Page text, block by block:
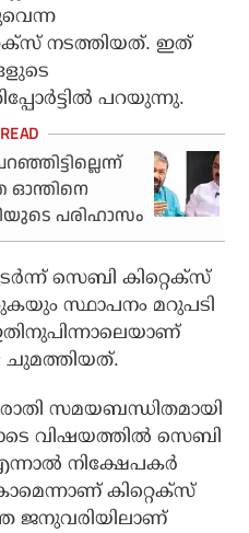
നടത്തിയത്. ഇത്
പറയുന്നു.
ഓന്തിനെ
പരിഹാസം
സെബി കിറ്റെക്‌സ്
സ്ഥാപനം മറുപടി
ചുമത്തിയത്.
സമയബന്ധിതമായി
വിഷയത്തില്‍ സെബി
നിക്ഷേപകർ
കിറ്റെക്‌സ്
ജനുവരിയിലാണ്